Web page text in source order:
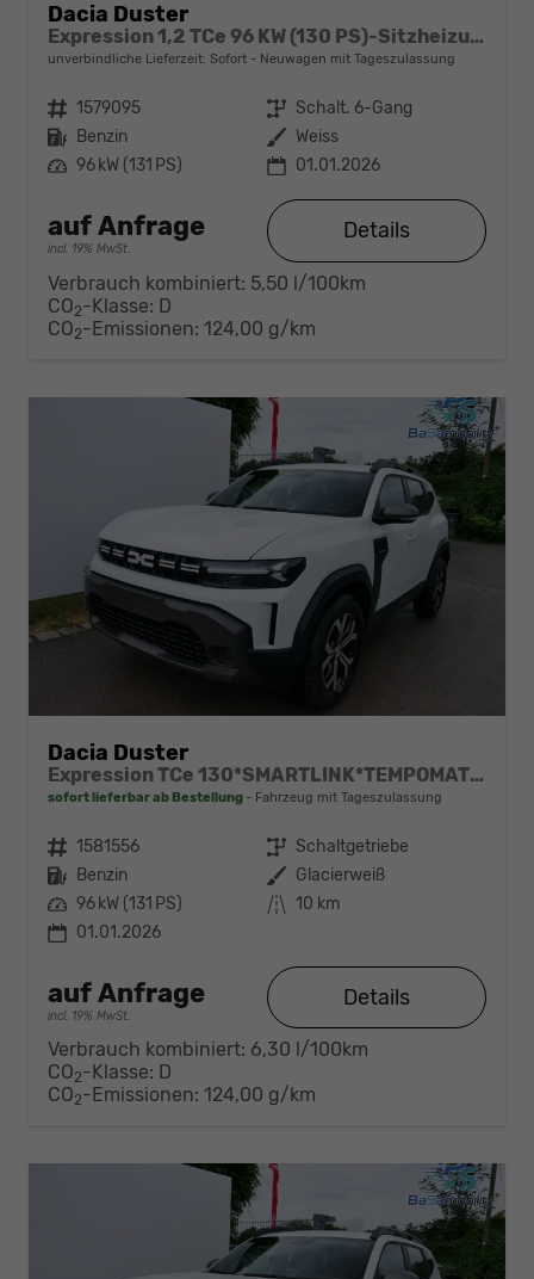
Dacia Duster
Expression 1,2 TCe 96 KW (130 PS)-Sitzheizung-Rückfahrkamera-AppleCarplay-Sofort
unverbindliche Lieferzeit: Sofort Neuwagen mit Tageszulassung
Fahrzeugnr. 1579095 Getriebe Schalt. 6-Gang
Kraftstoff Benzin Außenfarbe Weiss
Leistung 96 kW (131 PS) 01.01.2026
auf Anfrage
incl. 19% MwSt.
Details
Verbrauch kombiniert: 5,50 l/100km
CO2-Klasse: D
CO2-Emissionen: 124,00 g/km
Dacia Duster
Expression TCe 130*SMARTLINK*TEMPOMAT*LED*PDC-KAMERA*SHZ*KLIMA*17-ZOLL
sofort lieferbar ab Bestellung Fahrzeug mit Tageszulassung
Fahrzeugnr. 1581556 Getriebe Schaltgetriebe
Kraftstoff Benzin Außenfarbe Glacierweiß
Leistung 96 kW (131 PS) Kilometerstand 10 km
01.01.2026
auf Anfrage
incl. 19% MwSt.
Details
Verbrauch kombiniert: 6,30 l/100km
CO2-Klasse: D
CO2-Emissionen: 124,00 g/km